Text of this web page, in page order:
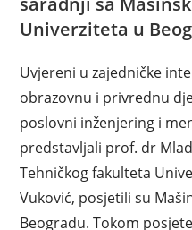
Univerziteta u
Uvjereni u zajedničke
obrazovnu i privrednu
poslovni inženjering i
predstavljali prof. dr
Tehničkog fakulteta
Vuković, posjetili su
Beogradu. Tokom